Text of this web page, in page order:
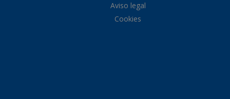
Aviso legal
Cookies